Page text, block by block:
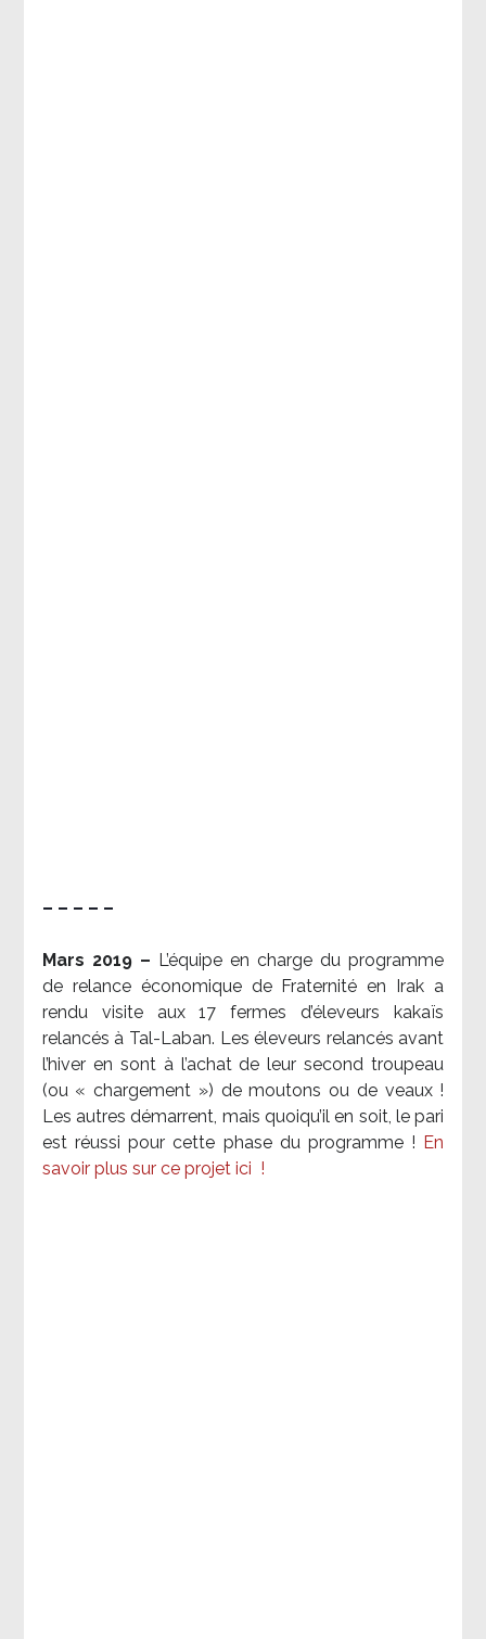
– – – – –
Mars 2019 – L’équipe en charge du programme
de relance économique de Fraternité en Irak a
rendu visite aux 17 fermes d’éleveurs kakaïs
relancés à Tal-Laban. Les éleveurs relancés avant
l’hiver en sont à l’achat de leur second troupeau
(ou « chargement ») de moutons ou de veaux !
Les autres démarrent, mais quoiqu’il en soit, le pari
est réussi pour cette phase du programme ! En
savoir plus sur ce projet ici !